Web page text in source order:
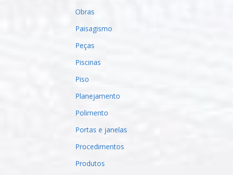
Obras
Paisagismo
Peças
Piscinas
Piso
Planejamento
Polimento
Portas e janelas
Procedimentos
Produtos